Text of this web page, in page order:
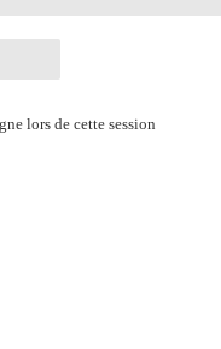
lors de cette session